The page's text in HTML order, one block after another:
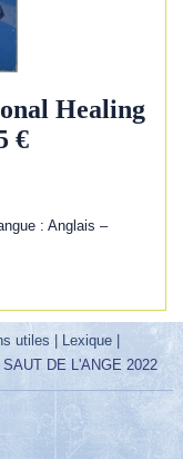
Healing
€
: Anglais –
utiles| Lexique |
DE L'ANGE 2022